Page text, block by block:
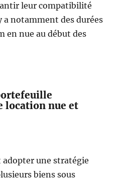
leur compatibilité
a notamment des durées
en nue au début des
location nue et
une stratégie
biens sous